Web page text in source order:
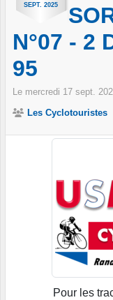
SEPT. 2025
N°07 - 2
95
Le mercredi 17 sept.
Les Cyclotouristes
Pour les